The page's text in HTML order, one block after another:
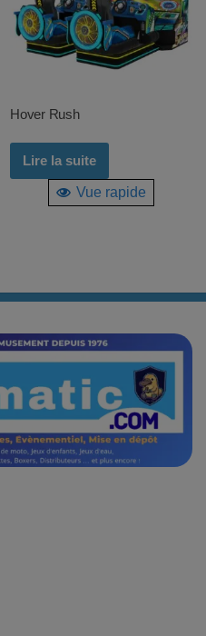
Hover Rush
Lire la suite
Vue rapide